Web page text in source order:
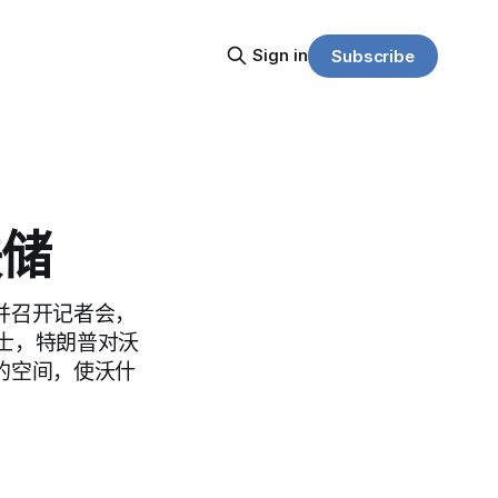
Sign in Subscribe
开记者会，
，特朗普对沃
空间，使沃什